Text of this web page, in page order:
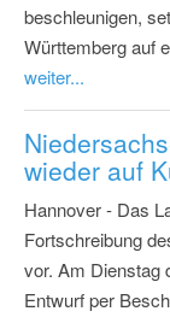
beschleunigen,
Württemberg auf
weiter...
wieder auf
Hannover - Das
Fortschreibung
vor. Am Dienstag
Entwurf per